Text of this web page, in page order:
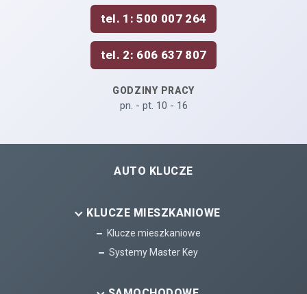
tel. 1: 500 007 264
tel. 2: 606 637 807
GODZINY PRACY
pn. - pt. 10 - 16
AUTO KLUCZE
KLUCZE MIESZKANIOWE
Klucze mieszkaniowe
Systemy Master Key